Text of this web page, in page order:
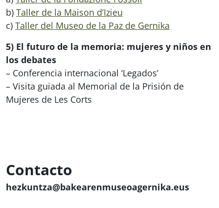
b) Taller de la Maison d’Izieu
c) Taller del Museo de la Paz de Gernika
5) El futuro de la memoria: mujeres y niños en
los debates
– Conferencia internacional ‘Legados’
– Visita guiada al Memorial de la Prisión de
Mujeres de Les Corts
Contacto
hezkuntza@bakearenmuseoagernika.eus